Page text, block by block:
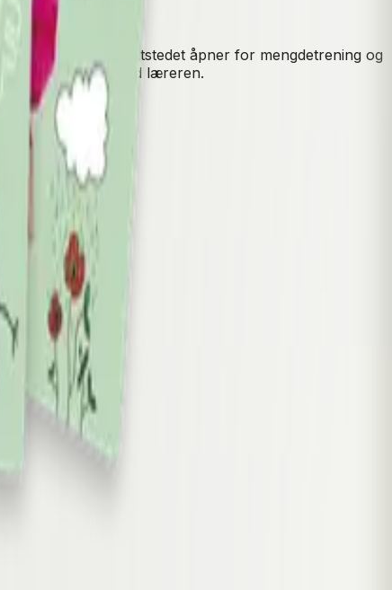
i plenum.
Elevnettstedet åpner for mengdetrening og
for dialog med læreren.